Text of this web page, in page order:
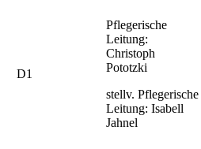
D1
Pflegerische
Leitung:
Christoph
Pototzki
stellv. Pflegerische
Leitung: Isabell
Jahnel